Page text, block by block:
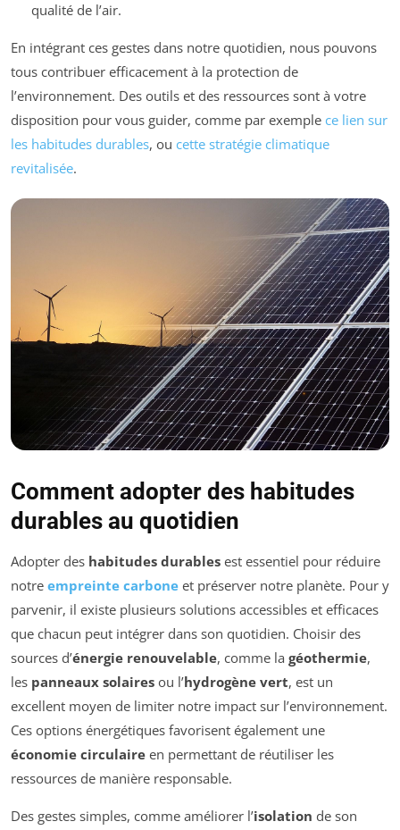
qualité de l’air.
En intégrant ces gestes dans notre quotidien, nous pouvons
tous contribuer efficacement à la protection de
l’environnement. Des outils et des ressources sont à votre
disposition pour vous guider, comme par exemple ce lien sur
les habitudes durables, ou cette stratégie climatique
revitalisée.
Comment adopter des habitudes
durables au quotidien
Adopter des habitudes durables est essentiel pour réduire
notre empreinte carbone et préserver notre planète. Pour y
parvenir, il existe plusieurs solutions accessibles et efficaces
que chacun peut intégrer dans son quotidien. Choisir des
sources d’énergie renouvelable, comme la géothermie,
les panneaux solaires ou l’hydrogène vert, est un
excellent moyen de limiter notre impact sur l’environnement.
Ces options énergétiques favorisent également une
économie circulaire en permettant de réutiliser les
ressources de manière responsable.
Des gestes simples, comme améliorer l’isolation de son